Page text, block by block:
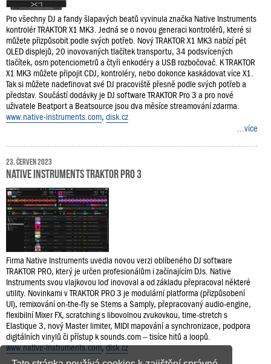
Pro všechny DJ a fandy šlapavých beatů vyvinula značka Native Instruments
kontrolér TRAKTOR X1 MK3. Jedná se o novou generaci kontrolérů, které si
můžete přizpůsobit podle svých potřeb. Nový TRAKTOR X1 MK3 nabízí pět
OLED displejů, 20 inovovaných tlačítek transportu, 34 podsvícených
tlačítek, osm potenciometrů a čtyři enkodéry a USB rozbočovač. K TRAKTOR
X1 MK3 můžete připojit CDJ, kontroléry, nebo dokonce kaskádovat více X1.
Tak si můžete nadefinovat své DJ pracoviště přesně podle svých potřeb a
představ. Součástí dodávky je DJ software TRAKTOR Pro 3 a pro nové
uživatele Beatport a Beatsource jsou dva měsíce streamování zdarma.
www.native-instruments.com, disk.cz
...více
23. červen 2023
Native Instruments TRAKTOR PRO 3
Firma Native Instruments uvedla novou verzi oblíbeného DJ software
TRAKTOR PRO, který je určen profesionálům i začínajícím DJs. Native
Instruments svou vlajkovou loď inovoval a od základu přepracoval některé
utility. Novinkami v TRAKTOR PRO 3 je modulární platforma (přizpůsobení
UI), remixování on-the-fly se Stems a Samply, přepracovaný audio-engine,
flexibilní Mixer FX, scratching s libovolnou zvukovkou, time-stretch s
Elastique 3, nový Master limiter, MIDI mapování a synchronizace, podpora
digitálních vinylů či přístup k sounds.com – tisíce hitů a loopů.
www.native-instruments.com,disk.cz